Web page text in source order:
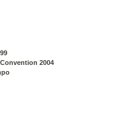
2004